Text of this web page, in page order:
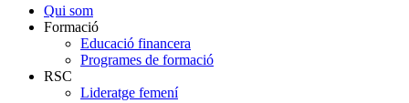
Close
Menu
Qui som
Formació
Educació financera
Programes de formació
RSC
Lideratge femení